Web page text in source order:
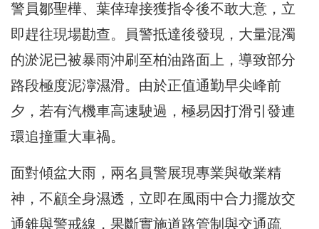
警員鄒聖樺、葉倖瑋接獲指令後不敢大意，立
即趕往現場勘查。員警抵達後發現，大量混濁
的淤泥已被暴雨沖刷至柏油路面上，導致部分
路段極度泥濘濕滑。由於正值通勤早尖峰前
夕，若有汽機車高速駛過，極易因打滑引發連
環追撞重大車禍。
面對傾盆大雨，兩名員警展現專業與敬業精
神，不顧全身濕透，立即在風雨中合力擺放交
通錐與警戒線，果斷實施道路管制與交通疏